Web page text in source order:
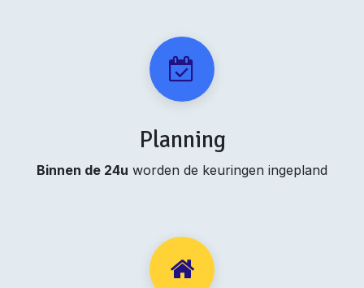
Planning
Binnen de 24u worden de keuringen ingepland